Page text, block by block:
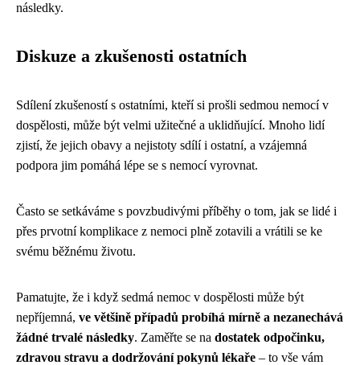
následky.
Diskuze a zkušenosti ostatních
Sdílení zkušeností s ostatními, kteří si prošli sedmou nemocí v
dospělosti, může být velmi užitečné a uklidňující. Mnoho lidí
zjistí, že jejich obavy a nejistoty sdílí i ostatní, a vzájemná
podpora jim pomáhá lépe se s nemocí vyrovnat.
Často se setkáváme s povzbudivými příběhy o tom, jak se lidé i
přes prvotní komplikace z nemoci plně zotavili a vrátili se ke
svému běžnému životu.
Pamatujte, že i když sedmá nemoc v dospělosti může být
nepříjemná, ve většině případů probíhá mírně a nezanechává
žádné trvalé následky. Zaměřte se na dostatek odpočinku,
zdravou stravu a dodržování pokynů lékaře – to vše vám